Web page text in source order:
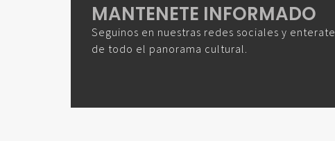
MANTENETE INFORMADO
Seguinos en nuestras redes sociales y enterate
de todo el panorama cultural.